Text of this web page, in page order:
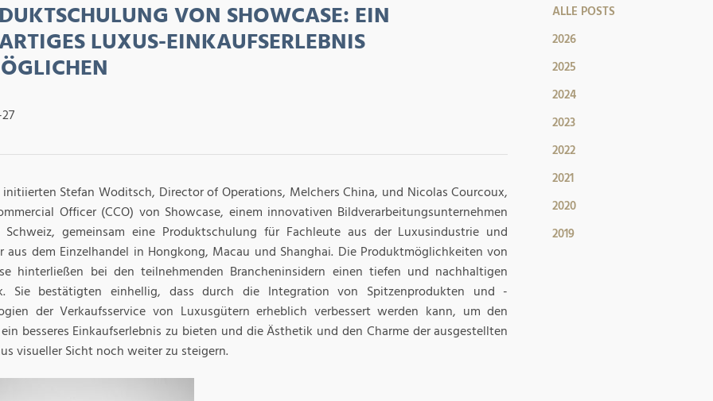
ALLE POSTS
2026
2025
2024
2023
2022
2021
2020
2019
VON SHOWCASE: EIN
LUXUS-EINKAUFSERLEBNIS
initiierten Stefan Woditsch, Director of Operations, Melchers China, und Nicolas Courcoux,
Officer (CCO) von Showcase, einem innovativen Bildverarbeitungsunternehmen
gemeinsam eine Produktschulung für Fachleute aus der Luxusindustrie und
aus dem Einzelhandel in Hongkong, Macau und Shanghai. Die Produktmöglichkeiten von
hinterließen bei den teilnehmenden Brancheninsidern einen tiefen und nachhaltigen
Sie bestätigten einhellig, dass durch die Integration von Spitzenprodukten und -
der Verkaufsservice von Luxusgütern erheblich verbessert werden kann, um den
besseres Einkaufserlebnis zu bieten und die Ästhetik und den Charme der ausgestellten
visueller Sicht noch weiter zu steigern.